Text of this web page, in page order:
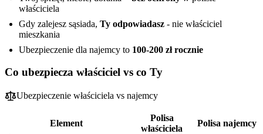
właściciela
Gdy zalejesz sąsiada, Ty odpowiadasz - nie właściciel
mieszkania
Ubezpieczenie dla najemcy to 100-200 zł rocznie
Co ubezpiecza właściciel vs co Ty
Ubezpieczenie właściciela vs najemcy
Element
Polisa
właściciela
Polisa najemcy